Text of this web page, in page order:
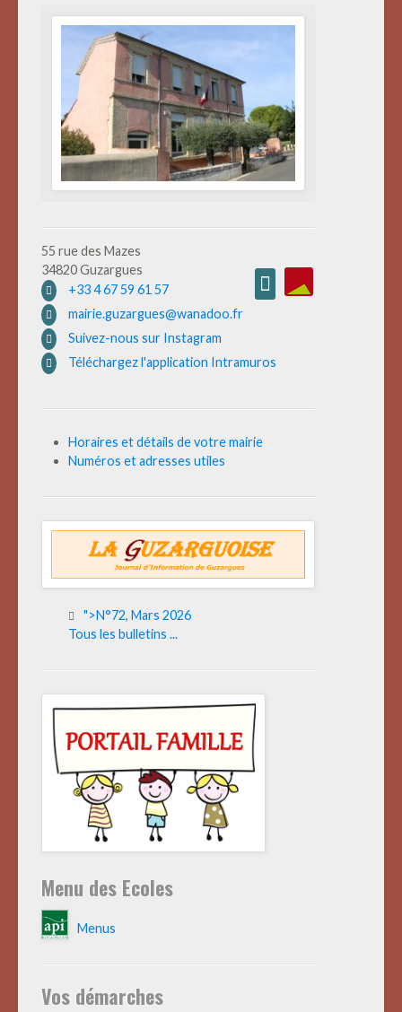
55 rue des Mazes
34820 Guzargues
+33 4 67 59 61 57
mairie.guzargues@wanadoo.fr
Suivez-nous sur Instagram
Téléchargez l'application Intramuros
Horaires et détails de votre mairie
Numéros et adresses utiles
">N°72, Mars 2026
Tous les bulletins ...
Menu des Ecoles
Menus
Vos démarches